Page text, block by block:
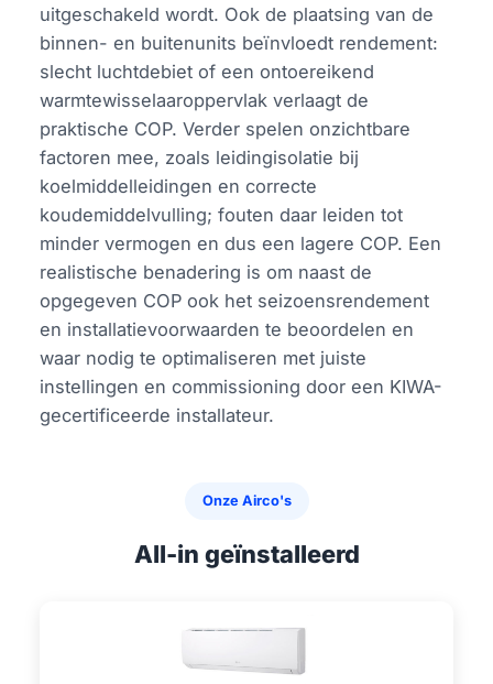
uitgeschakeld wordt. Ook de plaatsing van de
binnen- en buitenunits beïnvloedt rendement:
slecht luchtdebiet of een ontoereikend
warmtewisselaaroppervlak verlaagt de
praktische COP. Verder spelen onzichtbare
factoren mee, zoals leidingisolatie bij
koelmiddelleidingen en correcte
koudemiddelvulling; fouten daar leiden tot
minder vermogen en dus een lagere COP. Een
realistische benadering is om naast de
opgegeven COP ook het seizoensrendement
en installatievoorwaarden te beoordelen en
waar nodig te optimaliseren met juiste
instellingen en commissioning door een KIWA-
gecertificeerde installateur.
Onze Airco's
All-in geïnstalleerd